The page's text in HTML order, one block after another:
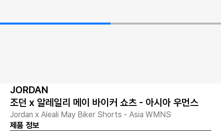
JORDAN
조던 x 알레일리 메이 바이커 쇼츠 - 아시아 우먼스
Jordan x Aleali May Biker Shorts - Asia WMNS
제품 정보